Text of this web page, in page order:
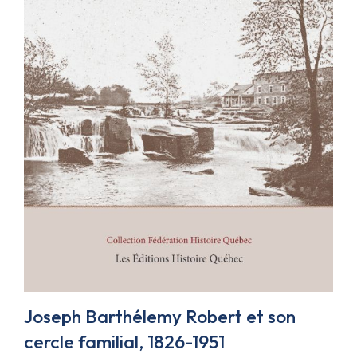
Joseph Barthélemy Robert et son
cercle familial, 1826-1951